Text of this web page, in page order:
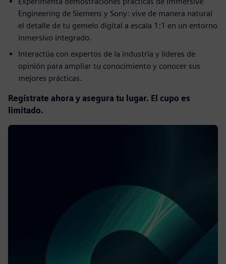
Engineering de Siemens y Sony: vive de manera natural
el detalle de tu gemelo digital a escala 1:1 en un entorno
inmersivo integrado.
Interactúa con expertos de la industria y líderes de
opinión para ampliar tu conocimiento y conocer sus
mejores prácticas.
Regístrate ahora y asegura tu lugar. El cupo es
limitado.